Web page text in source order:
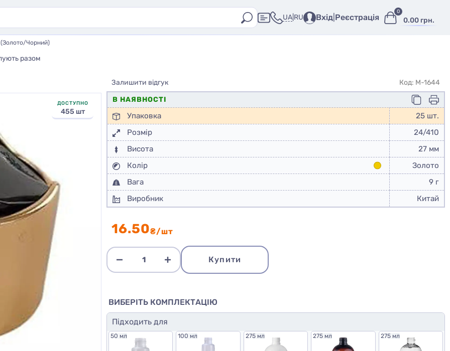
UA RU Вхід Реєстрація 0.00 грн.
0
Чорний)
разом
ДОСТУПНО
455 шт
16.50₴/шт
Купити
Залишити відгук
Код: M-1644
В НАЯВНОСТІ
Упаковка
25 шт.
Розмір
24/410
Висота
27 мм
Колір
Золото
Вага
9 г
Виробник
Китай
ВИБЕРІТЬ КОМПЛЕКТАЦІЮ
Підходить для
50 мл 100 мл 275 мл 275 мл 275 мл